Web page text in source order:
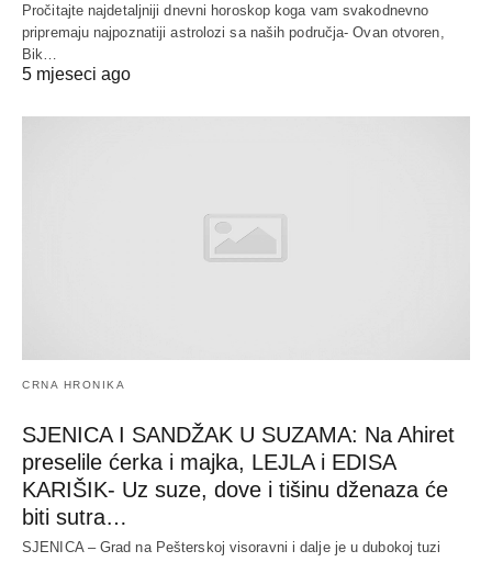
Pročitajte najdetaljniji dnevni horoskop koga vam svakodnevno
pripremaju najpoznatiji astrolozi sa naših područja- Ovan otvoren,
Bik…
5 mjeseci ago
CRNA HRONIKA
SJENICA I SANDŽAK U SUZAMA: Na Ahiret
preselile ćerka i majka, LEJLA i EDISA
KARIŠIK- Uz suze, dove i tišinu dženaza će
biti sutra…
SJENICA – Grad na Pešterskoj visoravni i dalje je u dubokoj tuzi